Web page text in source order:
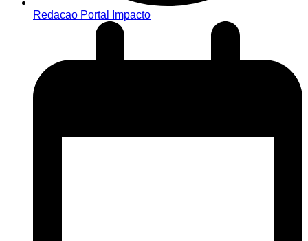
Redacao Portal Impacto